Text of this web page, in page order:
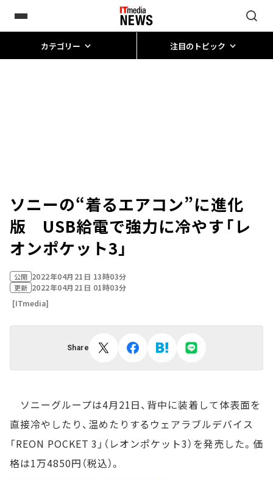
カテゴリー 注目のトピック
ソニーの“着るエアコン”に進化
版 USB給電で強力に冷やす「レ
オンポケット3」
公開 2022年04月21日 13時03分
更新 2022年04月21日 01時03分
[ITmedia]
Share
ソニーグループは4月21日、背中に装着して体表面を
直接冷やしたり、温めたりするウェアラブルデバイス
「REON POCKET 3」（レオンポケット3）を発売した。価
格は1万4850円（税込）。